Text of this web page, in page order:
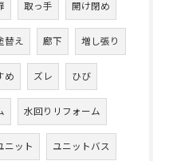
取っ手 開け閉め
替え 廊下 増し張り
め ズレ ひび
水回りリフォーム
ニット ユニットバス